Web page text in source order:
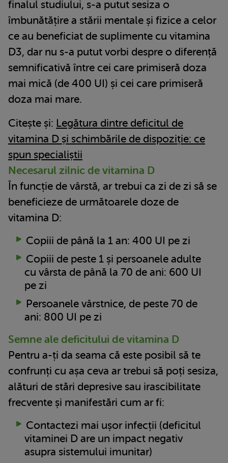
finalul studiului, s-a putut sesiza o
îmbunătățire a stării mentale și fizice a celor
ce au beneficiat de suplimente cu vitamina
D3, dar nu s-a putut vorbi despre o diferență
semnificativă între cei care primiseră doza
mai mică (de 400 UI) și cei care primiseră
doza mai mare.
Citește și: Legătura dintre deficitul de
vitamina D și schimbările de dispoziție: ce
spun specialiștii
Necesarul zilnic de vitamina D
În funcție de vârstă, ar trebui ca zi de zi să se
beneficieze de următoarele doze de
vitamina D:
Copiii de până la 1 an: 400 UI pe zi
Copiii de peste 1 și persoanele adulte
cu vârsta de până la 70 de ani: 600 UI
pe zi
Persoanele vârstnice, de peste 70 de
ani: 800 UI pe zi
Semne ale deficitului de vitamina D
Pentru a-ți da seama că este posibil să te
confrunți cu așa ceva ar trebui să poți sesiza,
alături de stări depresive sau irascibilitate
frecvente și manifestări cum ar fi:
Contactezi mai ușor infecții (deficitul
vitaminei D are un impact negativ
asupra sistemului imunitar)